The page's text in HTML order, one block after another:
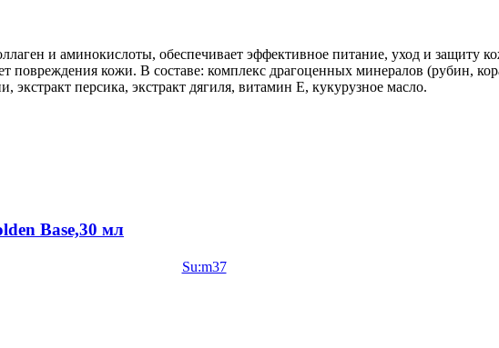
и аминокислоты, обеспечивает эффективное питание, уход и защиту
повреждения кожи. В составе: комплекс драгоценных минералов (рубин,
экстракт персика, экстракт дягиля, витамин Е, кукурузное масло.
Base,30 мл
Su:m37